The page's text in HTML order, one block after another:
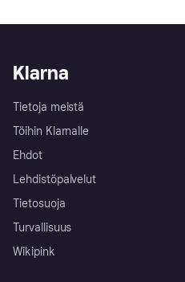
Klarna
Tietoja meistä
Töihin Klarnalle
Ehdot
Lehdistöpalvelut
Tietosuoja
Turvallisuus
Wikipink